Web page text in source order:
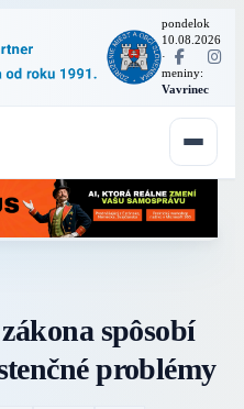
pondelok
10.08.2026
·
meniny:
Vavrinec
spôsobí
problémy